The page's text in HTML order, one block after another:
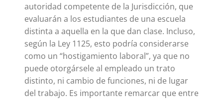
autoridad competente de la Jurisdicción, que
evaluarán a los estudiantes de una escuela
distinta a aquella en la que dan clase. Incluso,
según la Ley 1125, esto podría considerarse
como un “hostigamiento laboral”, ya que no
puede otorgársele al empleado un trato
distinto, ni cambio de funciones, ni de lugar
del trabajo. Es importante remarcar que entre